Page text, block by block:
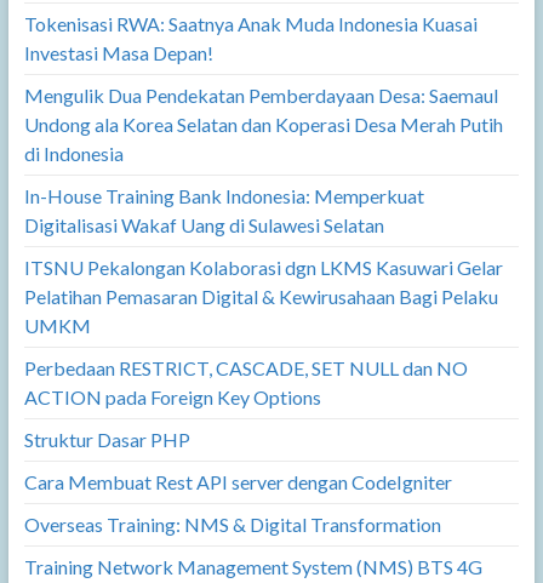
Tokenisasi RWA: Saatnya Anak Muda Indonesia Kuasai
Investasi Masa Depan!
Mengulik Dua Pendekatan Pemberdayaan Desa: Saemaul
Undong ala Korea Selatan dan Koperasi Desa Merah Putih
di Indonesia
In-House Training Bank Indonesia: Memperkuat
Digitalisasi Wakaf Uang di Sulawesi Selatan
ITSNU Pekalongan Kolaborasi dgn LKMS Kasuwari Gelar
Pelatihan Pemasaran Digital & Kewirusahaan Bagi Pelaku
UMKM
Perbedaan RESTRICT, CASCADE, SET NULL dan NO
ACTION pada Foreign Key Options
Struktur Dasar PHP
Cara Membuat Rest API server dengan CodeIgniter
Overseas Training: NMS & Digital Transformation
Training Network Management System (NMS) BTS 4G